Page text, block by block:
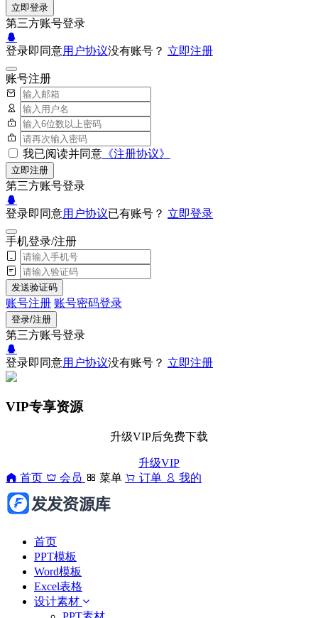
立即登录
第三方账号登录
登录即同意用户协议没有账号？ 立即注册
账号注册
我已阅读并同意 《注册协议》
立即注册
第三方账号登录
登录即同意用户协议已有账号？ 立即登录
手机登录/注册
发送验证码
账号注册 账号密码登录
登录/注册
第三方账号登录
登录即同意用户协议没有账号？ 立即注册
VIP专享资源
升级VIP后免费下载
升级VIP
首页
会员 菜单 订单 我的
首页
PPT模板
Word模板
Excel表格
设计素材